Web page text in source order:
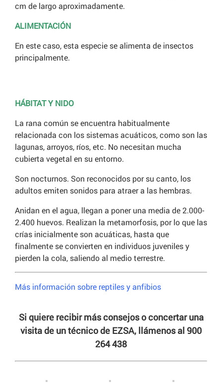
cm de largo aproximadamente.
ALIMENTACIÓN
En este caso, esta especie se alimenta de insectos
principalmente.
HÁBITAT Y NIDO
La rana común se encuentra habitualmente
relacionada con los sistemas acuáticos, como son las
lagunas, arroyos, ríos, etc. No necesitan mucha
cubierta vegetal en su entorno.
Son nocturnos. Son reconocidos por su canto, los
adultos emiten sonidos para atraer a las hembras.
Anidan en el agua, llegan a poner una media de 2.000-
2.400 huevos. Realizan la metamorfosis, por lo que las
crías inicialmente son acuáticas, hasta que
finalmente se convierten en individuos juveniles y
pierden la cola, saliendo al medio terrestre.
Más información sobre reptiles y anfibios
Si quiere recibir más consejos o concertar una
visita de un técnico de EZSA, llámenos al 900
264 438